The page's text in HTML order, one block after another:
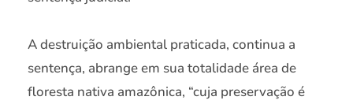
A destruição ambiental praticada, continua a
sentença, abrange em sua totalidade área de
floresta nativa amazônica, “cuja preservação é